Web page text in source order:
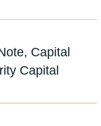
Capital
Capital